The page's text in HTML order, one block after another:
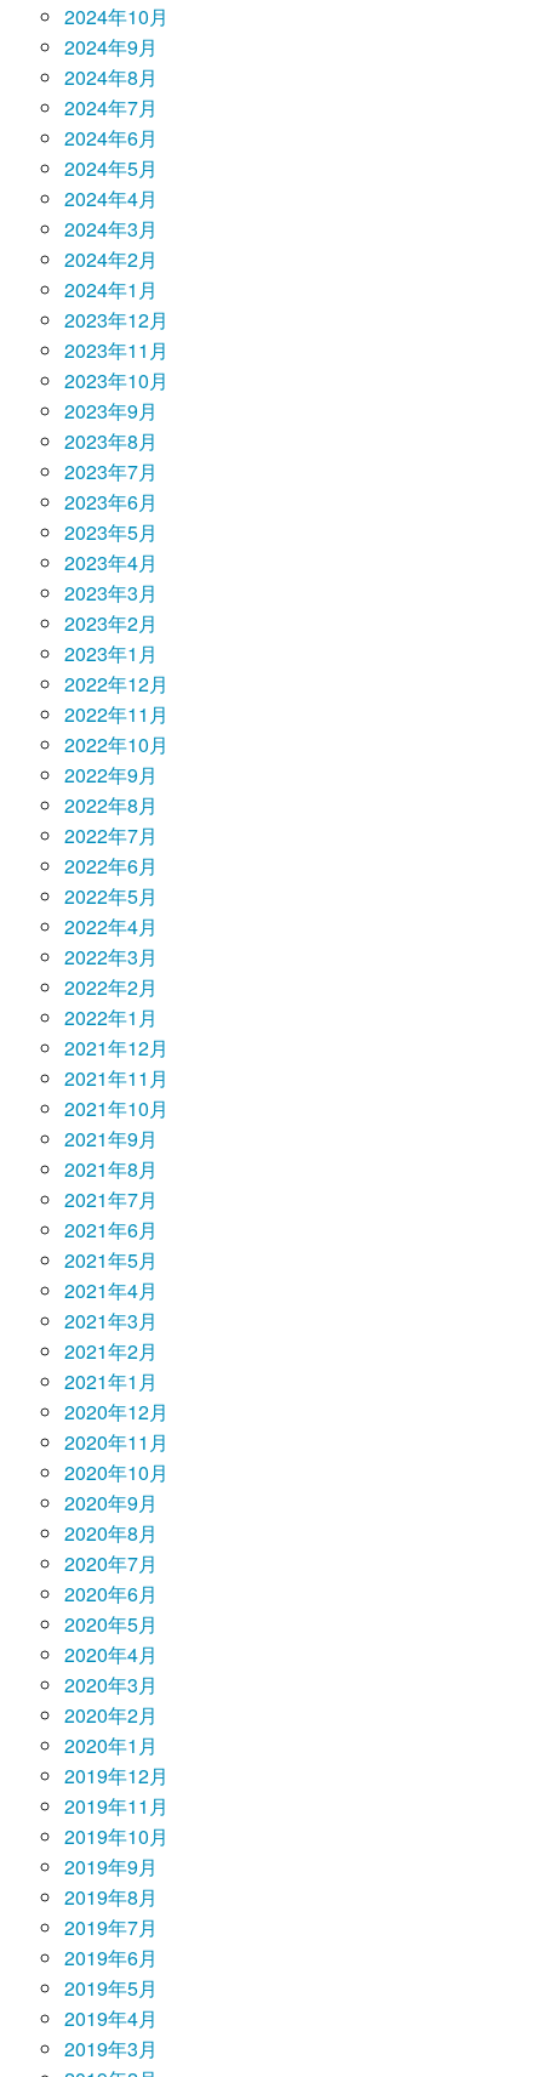
2024年10月
2024年9月
2024年8月
2024年7月
2024年6月
2024年5月
2024年4月
2024年3月
2024年2月
2024年1月
2023年12月
2023年11月
2023年10月
2023年9月
2023年8月
2023年7月
2023年6月
2023年5月
2023年4月
2023年3月
2023年2月
2023年1月
2022年12月
2022年11月
2022年10月
2022年9月
2022年8月
2022年7月
2022年6月
2022年5月
2022年4月
2022年3月
2022年2月
2022年1月
2021年12月
2021年11月
2021年10月
2021年9月
2021年8月
2021年7月
2021年6月
2021年5月
2021年4月
2021年3月
2021年2月
2021年1月
2020年12月
2020年11月
2020年10月
2020年9月
2020年8月
2020年7月
2020年6月
2020年5月
2020年4月
2020年3月
2020年2月
2020年1月
2019年12月
2019年11月
2019年10月
2019年9月
2019年8月
2019年7月
2019年6月
2019年5月
2019年4月
2019年3月